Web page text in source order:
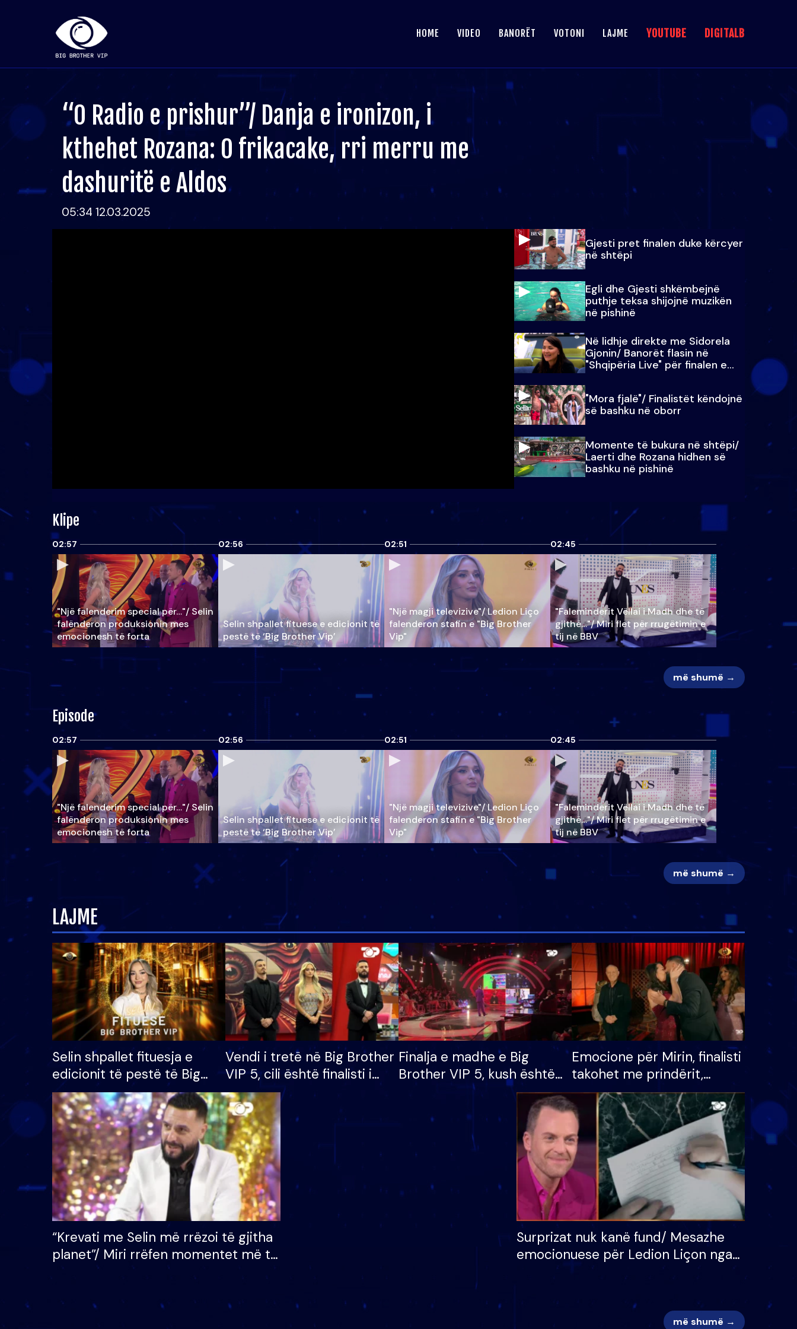
HOME VIDEO BANORËT VOTONI LAJME YOUTUBE DIGITALB
“O Radio e prishur”/ Danja e ironizon, i
kthehet Rozana: O frikacake, rri merru me
dashuritë e Aldos
05:34 12.03.2025
Gjesti pret finalen duke kërcyer
në shtëpi
Egli dhe Gjesti shkëmbejnë
puthje teksa shijojnë muzikën
në pishinë
Në lidhje direkte me Sidorela
Gjonin/ Banorët flasin në
"Shqipëria Live" për finalen e
madhe
"Mora fjalë"/ Finalistët këndojnë
së bashku në oborr
Momente të bukura në shtëpi/
Laerti dhe Rozana hidhen së
bashku në pishinë
Klipe
02:57
"Një falenderim special për…"/ Selin
falënderon produksionin mes
emocionesh të forta
02:56
Selin shpallet fituese e edicionit të
pestë të ‘Big Brother Vip’
02:51
"Një magji televizive"/ Ledion Liço
falenderon stafin e "Big Brother
Vip"
02:45
"Faleminderit Vëllai i Madh dhe të
gjithë…"/ Miri flet për rrugëtimin e
tij në BBV
më shumë →
Episode
02:57
"Një falenderim special për…"/ Selin
falënderon produksionin mes
emocionesh të forta
02:56
Selin shpallet fituese e edicionit të
pestë të ‘Big Brother Vip’
02:51
"Një magji televizive"/ Ledion Liço
falenderon stafin e "Big Brother
Vip"
02:45
"Faleminderit Vëllai i Madh dhe të
gjithë…"/ Miri flet për rrugëtimin e
tij në BBV
më shumë →
LAJME
Selin shpallet fituesja e
edicionit të pestë të Big
Brother VIP, rrëmben
çmimin e madh prej 100
mijë eurosh
Vendi i tretë në Big Brother
VIP 5, cili është finalisti i
radhës që lë shtëpinë
Finalja e madhe e Big
Brother VIP 5, kush është
banori i parë që lë shtëpinë
dhe humb mundësinë për
të fituar çmimin e madh
Emocione për Mirin, finalisti
takohet me prindërit,
vajzën dhe bashkëshorten:
S’kemi ndonjë letër divorci
apo jo?
“Krevati me Selin më rrëzoi të gjitha
planet”/ Miri rrëfen momentet më të
bukura në shtëpinë e BB VIP: Do më
Surprizat nuk kanë fund/ Mesazhe
emocionuese për Ledion Liçon nga
nëna dhe fëmijët e tij, moderatori
më shumë →